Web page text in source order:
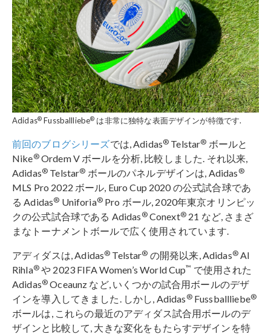
Adidas® Fussballliebe® は非常に独特な表面デザインが特徴です.
前回のブログシリーズでは, Adidas® Telstar® ボールと
Nike®Ordem V ボールを分析, 比較しました. それ以来,
Adidas® Telstar® ボールのパネルデザインは, Adidas ®
MLS Pro 2022 ボール, Euro Cup 2020 の公式試合球であ
る Adidas® Uniforia®Pro ボール, 2020年東京オリンピッ
クの公式試合球である Adidas ®Conext®21 など, さまざ
まなトーナメントボールで広く使用されています.
アディダスは, Adidas® Telstar® の開発以来, Adidas®Al
Rihla®や 2023 FIFA Women’s World Cup™ で使用された
Adidas® Oceaunz など, いくつかの試合用ボールのデザ
インを導入してきました. しかし, Adidas ®Fussballliebe®
ボールは, これらの最近のアディダス試合用ボールのデ
ザインと比較して, 大きな変化をもたらすデザインを特